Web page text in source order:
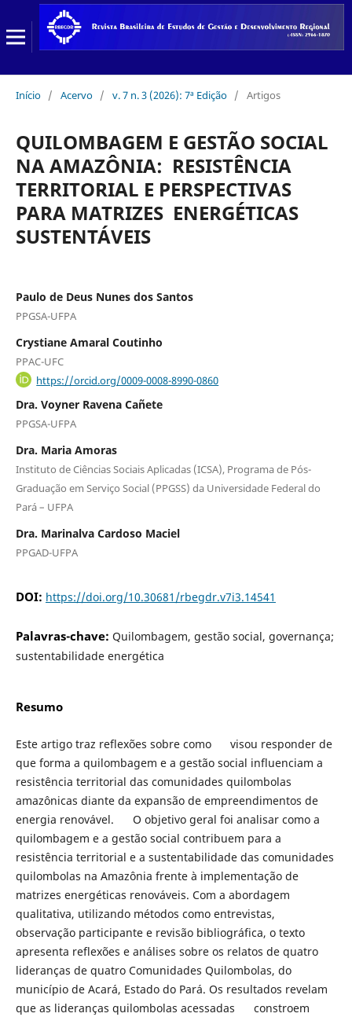
Início / Acervo / v. 7 n. 3 (2026): 7ª Edição / Artigos
QUILOMBAGEM E GESTÃO SOCIAL
NA AMAZÔNIA: RESISTÊNCIA
TERRITORIAL E PERSPECTIVAS
PARA MATRIZES ENERGÉTICAS
SUSTENTÁVEIS
Paulo de Deus Nunes dos Santos
PPGSA-UFPA
Crystiane Amaral Coutinho
PPAC-UFC
https://orcid.org/0009-0008-8990-0860
Dra. Voyner Ravena Cañete
PPGSA-UFPA
Dra. Maria Amoras
Instituto de Ciências Sociais Aplicadas (ICSA), Programa de Pós-
Graduação em Serviço Social (PPGSS) da Universidade Federal do
Pará – UFPA
Dra. Marinalva Cardoso Maciel
PPGAD-UFPA
DOI: https://doi.org/10.30681/rbegdr.v7i3.14541
Palavras-chave: Quilombagem, gestão social, governança;
sustentabilidade energética
Resumo
Este artigo traz reflexões sobre como visou responder de
que forma a quilombagem e a gestão social influenciam a
resistência territorial das comunidades quilombolas
amazônicas diante da expansão de empreendimentos de
energia renovável. O objetivo geral foi analisar como a
quilombagem e a gestão social contribuem para a
resistência territorial e a sustentabilidade das comunidades
quilombolas na Amazônia frente à implementação de
matrizes energéticas renováveis. Com a abordagem
qualitativa, utilizando métodos como entrevistas,
observação participante e revisão bibliográfica, o texto
apresenta reflexões e análises sobre os relatos de quatro
lideranças de quatro Comunidades Quilombolas, do
município de Acará, Estado do Pará. Os resultados revelam
que as lideranças quilombolas acessadas constroem